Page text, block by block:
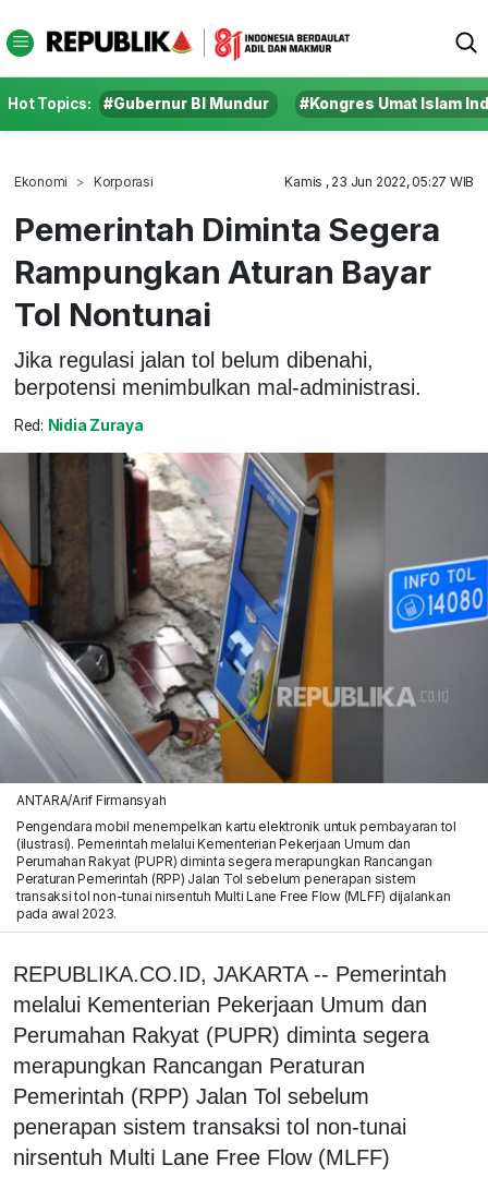
Hot Topics: #Gubernur BI Mundur #Kongres Umat Islam
Ekonomi Korporasi Kamis , 23 Jun 2022, 05:27 WIB
Pemerintah Diminta Segera
Rampungkan Aturan Bayar
Tol Nontunai
Jika regulasi jalan tol belum dibenahi,
berpotensi menimbulkan mal-administrasi.
Red: Nidia Zuraya
ANTARA/Arif Firmansyah
Pengendara mobil menempelkan kartu elektronik untuk pembayaran tol
(ilustrasi). Pemerintah melalui Kementerian Pekerjaan Umum dan
Perumahan Rakyat (PUPR) diminta segera merapungkan Rancangan
Peraturan Pemerintah (RPP) Jalan Tol sebelum penerapan sistem
transaksi tol non-tunai nirsentuh Multi Lane Free Flow (MLFF) dijalankan
pada awal 2023.
REPUBLIKA.CO.ID, JAKARTA -- Pemerintah
melalui Kementerian Pekerjaan Umum dan
Perumahan Rakyat (PUPR) diminta segera
merapungkan Rancangan Peraturan
Pemerintah (RPP) Jalan Tol sebelum
penerapan sistem transaksi tol non-tunai
nirsentuh Multi Lane Free Flow (MLFF)